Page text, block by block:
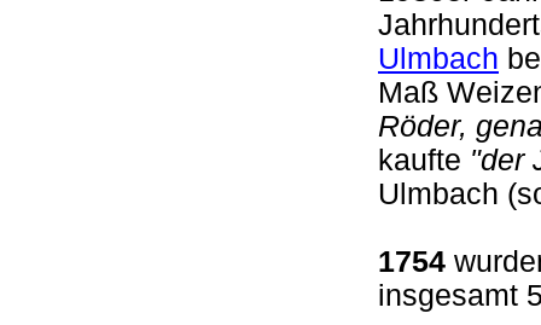
Ulmbach
Maß
Röder,
kaufte "der
Ulmbach
1754
insgesamt